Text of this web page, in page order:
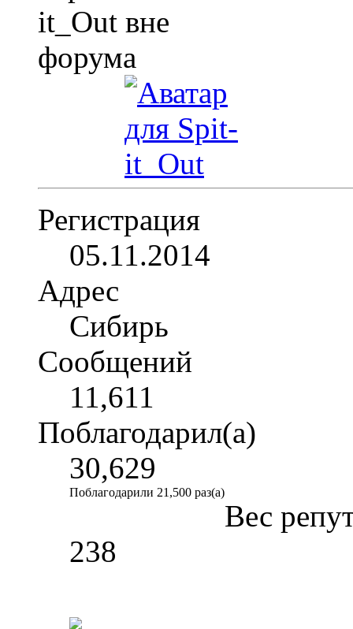
Регистрация
05.11.2014
Адрес
Сибирь
Сообщений
11,611
Поблагодарил(а)
30,629
Поблагодарили 21,500 раз(а)
Вес
238